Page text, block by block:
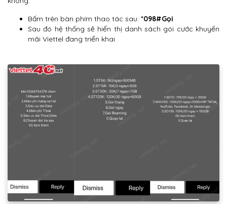
Bấm trên bàn phím thao tác sau: *098#Gọi
Sau đó hệ thống sẽ hiển thị danh sách gói cước khuyến
mãi Viettel đang triển khai.